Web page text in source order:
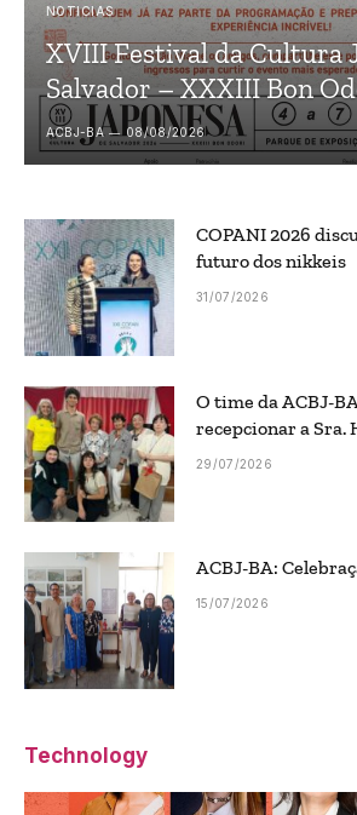
NOTICIAS
XVIII Festival da Cultura
Salvador – XXXIII Bon
ACBJ-BA 08/08/2026
COPANI 2026
futuro dos nikkeis
31/07/2026
O time da ACBJ-
recepcionar a
29/07/2026
ACBJ-BA:
15/07/2026
Technology